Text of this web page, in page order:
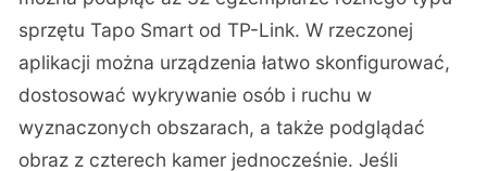
sprzętu Tapo Smart od TP-Link. W rzeczonej
aplikacji można urządzenia łatwo skonfigurować,
dostosować wykrywanie osób i ruchu w
wyznaczonych obszarach, a także podglądać
obraz z czterech kamer jednocześnie. Jeśli